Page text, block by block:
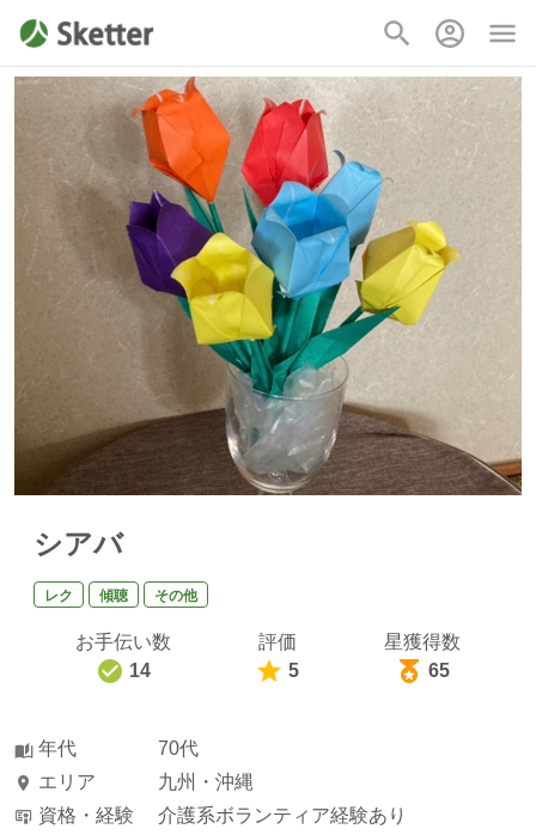
シアバ
レク 傾聴 その他
お手伝い数
14
評価
5
星獲得数
65
年代
70代
エリア
九州・沖縄
資格・経験
介護系ボランティア経験あり